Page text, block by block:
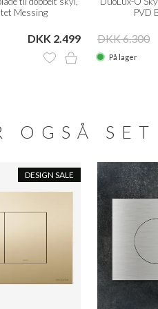
Messing
DKK 2.499
PVD
DKK 6.300
På lager
OGSÅ SET
DESIGN SALE